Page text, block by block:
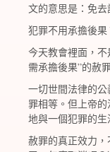
文的意思是：免去
犯罪不用承擔後果
今天教會裡面，
需承擔後果”的赦
一切世間法律的
罪相等。但上帝
地與一個犯罪的生
赦罪的真正效力